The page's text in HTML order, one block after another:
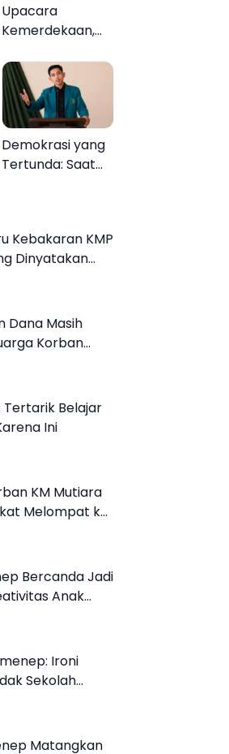
Upacara
Kemerdekaan,
Melupakan
Demokrasi yang
Tertunda: Saat
Kebakaran KMP
Dinyatakan
Dana Masih
Korban
Tertarik Belajar
Ini
KM Mutiara
Melompat ke
Bisa Berenang
Bercanda Jadi
Anak
Kolaborasi
Ironi
Sekolah
Festival
Matangkan